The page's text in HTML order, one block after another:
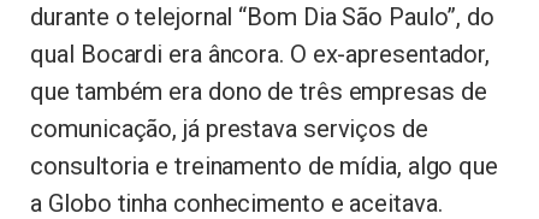
durante o telejornal “Bom Dia São Paulo”, do
qual Bocardi era âncora. O ex-apresentador,
que também era dono de três empresas de
comunicação, já prestava serviços de
consultoria e treinamento de mídia, algo que
a Globo tinha conhecimento e aceitava.